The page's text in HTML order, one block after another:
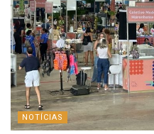
NOTÍCIAS